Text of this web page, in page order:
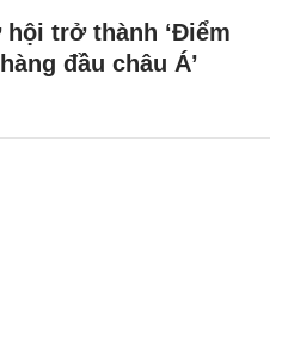
hội trở thành ‘Điểm
đầu châu Á’